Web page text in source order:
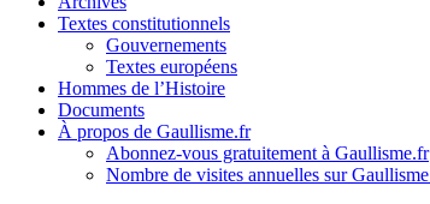
Textes constitutionnels
Gouvernements
Textes européens
Hommes de l’Histoire
Documents
À propos de Gaullisme.fr
Abonnez-vous gratuitement à Gaullisme.fr
Nombre de visites annuelles sur